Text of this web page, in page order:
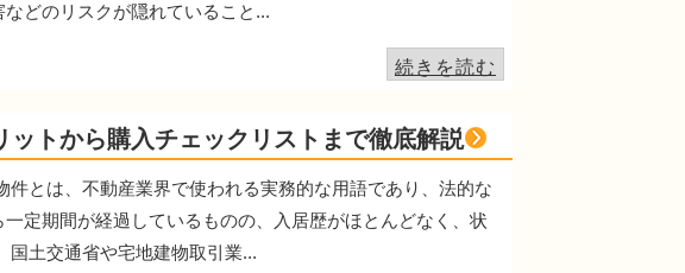
どのリスクが隠れていること...
続きを読む
トから購入チェックリストまで徹底解説
とは、不動産業界で使われる実務的な用語であり、法的な
定期間が経過しているものの、入居歴がほとんどなく、状
国土交通省や宅地建物取引業...